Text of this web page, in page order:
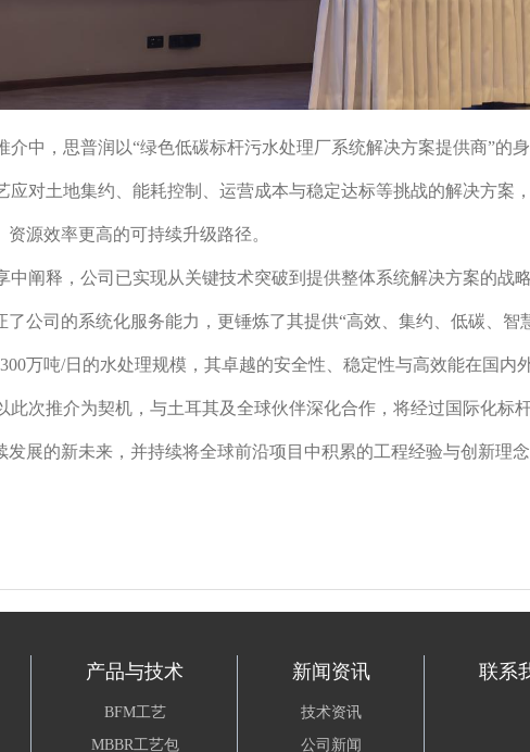
介中，思普润以“绿色低碳标杆污水处理厂系统解决方案提供商”的
应对土地集约、能耗控制、运营成本与稳定达标等挑战的解决方案
源效率更高的可持续升级路径。
中阐释，公司已实现从关键技术突破到提供整体系统解决方案的战
了公司的系统化服务能力，更锤炼了其提供“高效、集约、低碳、
万吨/日的水处理规模，其卓越的安全性、稳定性与高效能在国内
此次推介为契机，与土耳其及全球伙伴深化合作，将经过国际化标
发展的新未来，并持续将全球前沿项目中积累的工程经验与创新理
产品与技术
BFM工艺
MBBR工艺包
新闻资讯
技术资讯
公司新闻
联系